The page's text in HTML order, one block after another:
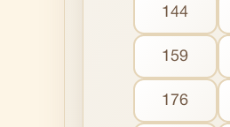
144
159
176